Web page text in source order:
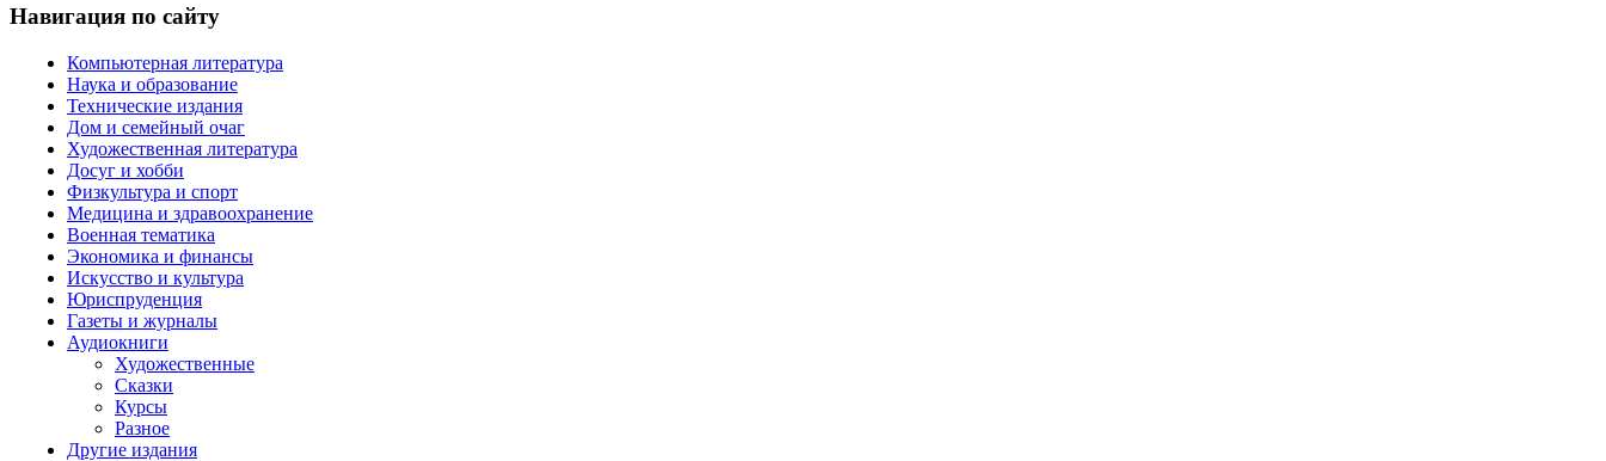
Навигация по сайту
Компьютерная литература
Наука и образование
Технические издания
Дом и семейный очаг
Художественная литература
Досуг и хобби
Физкультура и спорт
Медицина и здравоохранение
Военная тематика
Экономика и финансы
Искусство и культура
Юриспруденция
Газеты и журналы
Аудиокниги
Художественные
Сказки
Курсы
Разное
Другие издания